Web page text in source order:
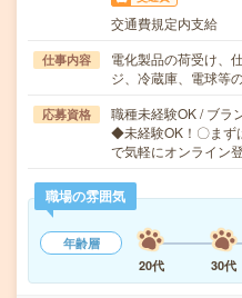
交通費規定内支給
仕事内容
電化製品の荷受け、
ジ、冷蔵庫、電球
応募資格
職種未経験OK / ブラ
◆未経験OK！〇まず
で気軽にオンライン
職場の雰囲気
年齢層
20代
30代